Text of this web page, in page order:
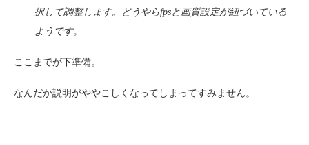
択して調整します。どうやらfpsと画質設定が紐づいている
ようです。
ここまでが下準備。
なんだか説明がややこしくなってしまってすみません。